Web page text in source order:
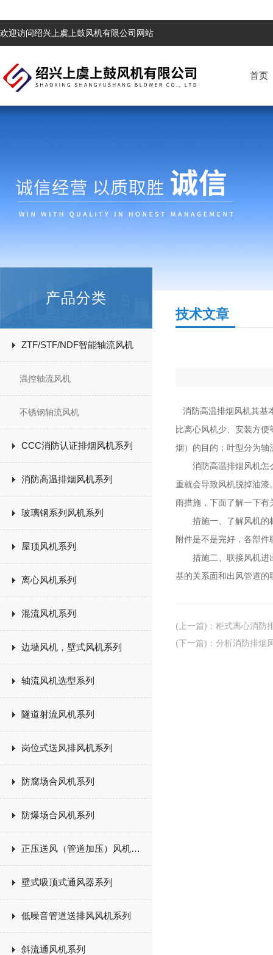
欢迎访问绍兴上虞上鼓风机有限公司网站
首页
产品分类
ZTF/STF/NDF智能轴流风机
温控轴流风机
不锈钢轴流风机
CCC消防认证排烟风机系列
消防高温排烟风机系列
玻璃钢系列风机系列
屋顶风机系列
离心风机系列
混流风机系列
边墙风机，壁式风机系列
轴流风机选型系列
隧道射流风机系列
岗位式送风排风机系列
防腐场合风机系列
防爆场合风机系列
正压送风（管道加压）风机系列
壁式吸顶式通风器系列
低噪音管道送排风风机系列
斜流通风机系列
技术文章
消防高温排烟风机其基
比离心风机少、安装方
烟）的目的；叶型分为轴
消防高温排烟风机怎么
重就会导致风机脱掉油
雨措施，下面了解一下
措施一、了解风机的标
附件是不是完好，各部
措施二、联接风机进出
基的关系面和出风管道
(上一篇) ： 柜式离心消防
(下一篇) ： 分析消防排烟